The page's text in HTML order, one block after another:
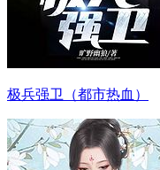
极兵强卫（都市热血）